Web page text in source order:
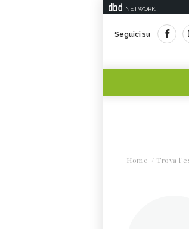
NETWORK
Seguici su
Home Trova